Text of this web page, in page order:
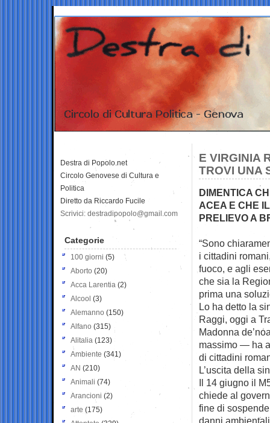
E VIRGINIA
TROVI UNA
DIMENTICA
ACEA E CHE
PRELIEVO A
“Sono
i cittadini
fuoco, e agli
che sia la
prima una
Lo ha detto la
Raggi, oggi a
Madonna
massimo — ha
di cittadini
L’uscita della
Il 14 giugno il
chiede al
fine di
danni
Destra di Popolo.net
Circolo Genovese di Cultura e
Politica
Diretto da Riccardo Fucile
Scrivici: destradipopolo@gmail.com
Categorie
100 giorni (5)
Aborto (20)
Acca Larentia (2)
Alcool (3)
Alemanno (150)
Alfano (315)
Alitalia (123)
Ambiente (341)
AN (210)
Animali (74)
Arancioni (2)
arte (175)